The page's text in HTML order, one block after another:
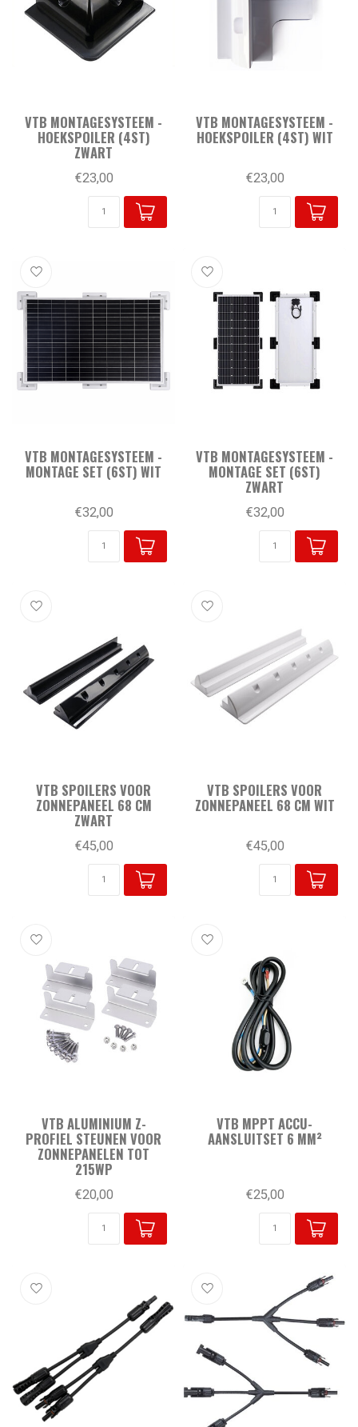
VTB MONTAGESYSTEEM -
HOEKSPOILER (4ST)
ZWART
€23,00
VTB MONTAGESYSTEEM -
HOEKSPOILER (4ST) WIT
€23,00
VTB MONTAGESYSTEEM -
MONTAGE SET (6ST) WIT
€32,00
VTB MONTAGESYSTEEM -
MONTAGE SET (6ST)
ZWART
€32,00
VTB SPOILERS VOOR
ZONNEPANEEL 68 CM
ZWART
€45,00
VTB SPOILERS VOOR
ZONNEPANEEL 68 CM WIT
€45,00
VTB ALUMINIUM Z-
PROFIEL STEUNEN VOOR
ZONNEPANELEN TOT
215WP
€20,00
VTB MPPT ACCU-
AANSLUITSET 6 MM²
€25,00